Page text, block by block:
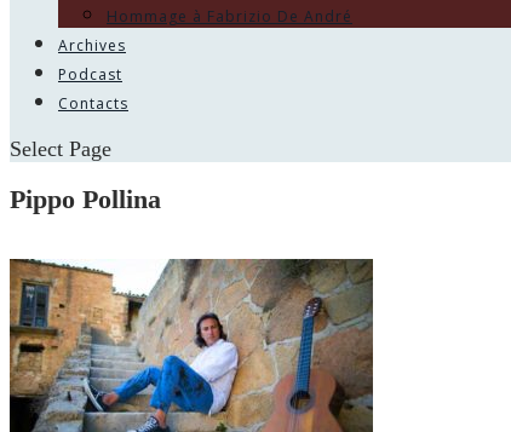
Hommage à Fabrizio De André
Archives
Podcast
Contacts
Select Page
Pippo Pollina